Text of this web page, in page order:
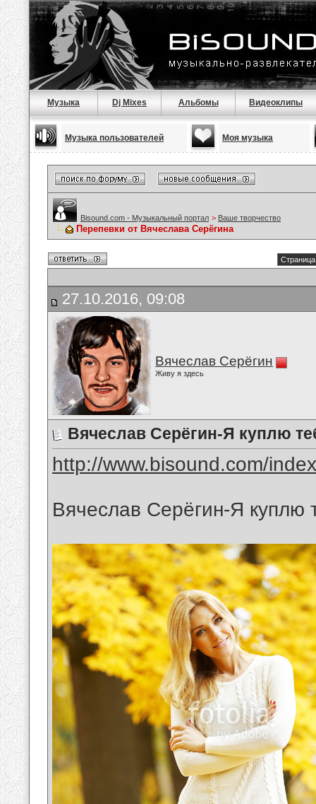
Музыка Dj Mixes Альбомы Видеоклипы
Музыка пользователей Моя музыка
Bisound.com - Музыкальный портал > Ваше творчество
Перепевки от Вячеслава Серёгина
27.10.2016, 09:08
Вячеслав Серёгин
Живу я здесь
Вячеслав Серёгин-Я куплю
http://www.bisound.com/
Вячеслав Серёгин-Я куплю